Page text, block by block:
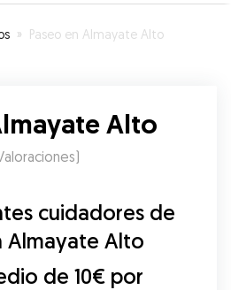
» Paseo en Almayate Alto
Alto
)
cuidadores de
Almayate Alto
de 10€ por